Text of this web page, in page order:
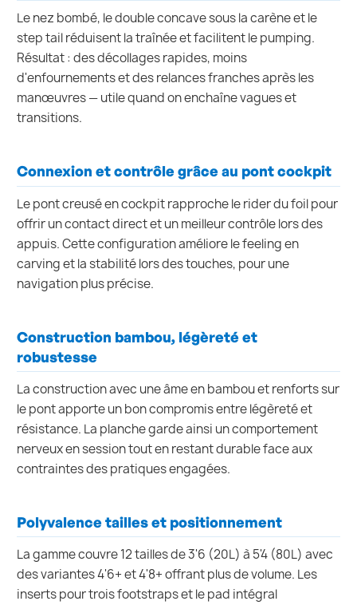
Le nez bombé, le double concave sous la carène et le
step tail réduisent la traînée et facilitent le pumping.
Résultat : des décollages rapides, moins
d'enfournements et des relances franches après les
manœuvres — utile quand on enchaîne vagues et
transitions.
Connexion et contrôle grâce au pont cockpit
Le pont creusé en cockpit rapproche le rider du foil pour
offrir un contact direct et un meilleur contrôle lors des
appuis. Cette configuration améliore le feeling en
carving et la stabilité lors des touches, pour une
navigation plus précise.
Construction bambou, légèreté et
robustesse
La construction avec une âme en bambou et renforts sur
le pont apporte un bon compromis entre légèreté et
résistance. La planche garde ainsi un comportement
nerveux en session tout en restant durable face aux
contraintes des pratiques engagées.
Polyvalence tailles et positionnement
La gamme couvre 12 tailles de 3'6 (20L) à 5'4 (80L) avec
des variantes 4'6+ et 4'8+ offrant plus de volume. Les
inserts pour trois footstraps et le pad intégral